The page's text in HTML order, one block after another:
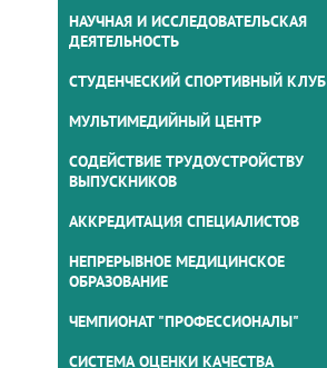
НАУЧНАЯ И ИССЛЕДОВАТЕЛЬСКАЯ
ДЕЯТЕЛЬНОСТЬ
СТУДЕНЧЕСКИЙ СПОРТИВНЫЙ КЛУБ
МУЛЬТИМЕДИЙНЫЙ ЦЕНТР
СОДЕЙСТВИЕ ТРУДОУСТРОЙСТВУ
ВЫПУСКНИКОВ
АККРЕДИТАЦИЯ СПЕЦИАЛИСТОВ
НЕПРЕРЫВНОЕ МЕДИЦИНСКОЕ
ОБРАЗОВАНИЕ
ЧЕМПИОНАТ "ПРОФЕССИОНАЛЫ"
СИСТЕМА ОЦЕНКИ КАЧЕСТВА